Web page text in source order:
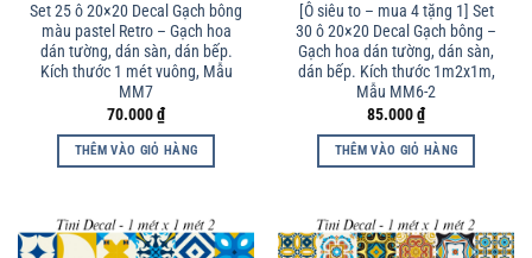
Set 25 ô 20×20 Decal Gạch bông
màu pastel Retro – Gạch hoa
dán tường, dán sàn, dán bếp.
Kích thước 1 mét vuông, Mẫu
MM7
70.000₫
THÊM VÀO GIỎ HÀNG
[Ô siêu to – mua 4 tặng 1] Set
30 ô 20×20 Decal Gạch bông –
Gạch hoa dán tường, dán sàn,
dán bếp. Kích thước 1m2x1m,
Mẫu MM6-2
85.000₫
THÊM VÀO GIỎ HÀNG